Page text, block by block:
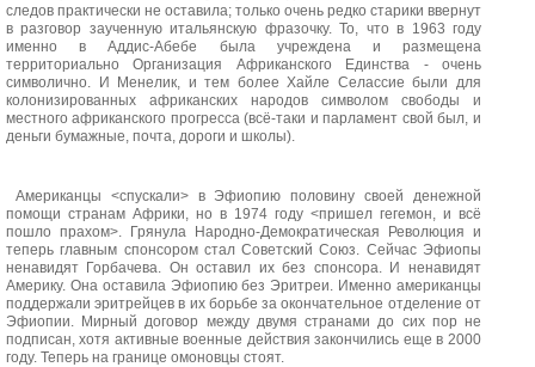
следов практически не оставила; только очень редко старики ввернут
в разговор заученную итальянскую фразочку. То, что в 1963 году
именно в Аддис-Абебе была учреждена и размещена
территориально Организация Африканского Единства - очень
символично. И Менелик, и тем более Хайле Селассие были для
колонизированных африканских народов символом свободы и
местного африканского прогресса (всё-таки и парламент свой был, и
деньги бумажные, почта, дороги и школы).
Американцы <спускали> в Эфиопию половину своей денежной
помощи странам Африки, но в 1974 году <пришел гегемон, и всё
пошло прахом>. Грянула Народно-Демократическая Революция и
теперь главным спонсором стал Советский Союз. Сейчас Эфиопы
ненавидят Горбачева. Он оставил их без спонсора. И ненавидят
Америку. Она оставила Эфиопию без Эритреи. Именно американцы
поддержали эритрейцев в их борьбе за окончательное отделение от
Эфиопии. Мирный договор между двумя странами до сих пор не
подписан, хотя активные военные действия закончились еще в 2000
году. Теперь на границе омоновцы стоят.